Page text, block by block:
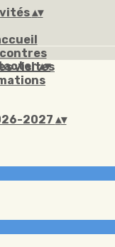
▴▾
visites
▴▾
2027 ▴▾